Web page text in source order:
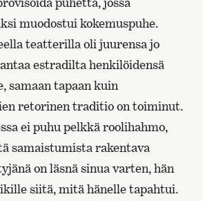
muodostui kokemuspuhe.
teatterilla oli juurensa jo
estradilta henkilöidensä
samaan tapaan kuin
retorinen traditio on toiminut.
ei puhu pelkkä roolihahmo,
samaistumista rakentava
on läsnä sinua varten, hän
siitä, mitä hänelle tapahtui.